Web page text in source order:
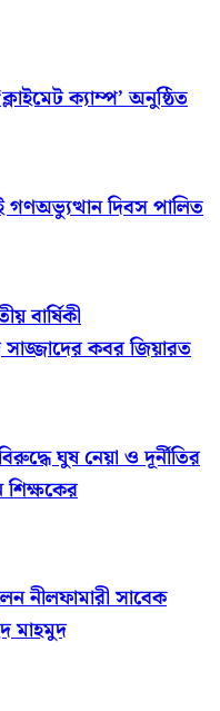
ক্যাম্প’ অনুষ্ঠিত
দিবস পালিত
বার্ষিকী
কবর জিয়ারত
ঘুষ নেয়া ও দূর্নীতির
শিক্ষকের
নীলফামারী সাবেক
মাহমুদ